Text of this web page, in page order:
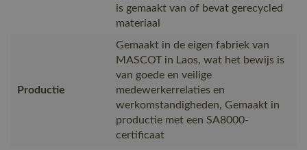
is gemaakt van of bevat gerecycled
materiaal
Productie
Gemaakt in de eigen fabriek van
MASCOT in Laos, wat het bewijs is
van goede en veilige
medewerkerrelaties en
werkomstandigheden, Gemaakt in
productie met een SA8000-
certificaat